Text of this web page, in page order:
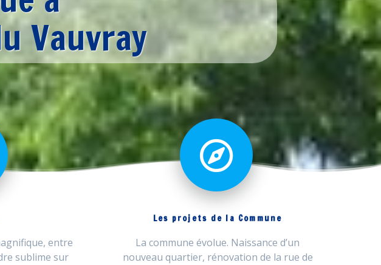
Vauvray
entre
sublime sur
Les projets de la Commune
La commune évolue. Naissance d’un
nouveau quartier, rénovation de la rue de